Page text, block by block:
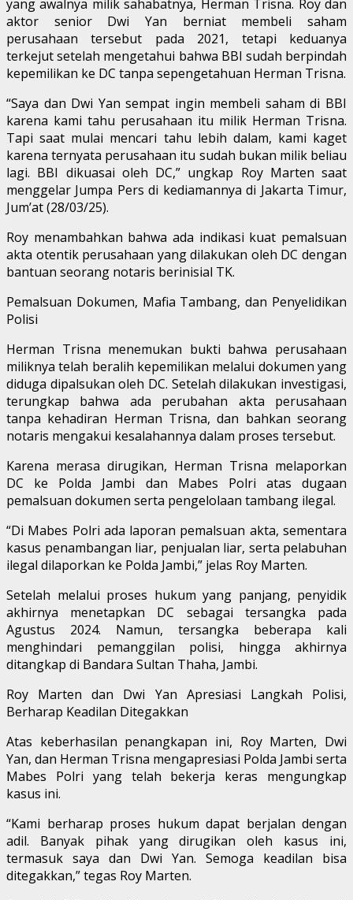
yang awalnya milik sahabatnya, Herman Trisna. Roy dan
aktor senior Dwi Yan berniat membeli saham
perusahaan tersebut pada 2021, tetapi keduanya
terkejut setelah mengetahui bahwa BBI sudah berpindah
kepemilikan ke DC tanpa sepengetahuan Herman Trisna.
“Saya dan Dwi Yan sempat ingin membeli saham di BBI
karena kami tahu perusahaan itu milik Herman Trisna.
Tapi saat mulai mencari tahu lebih dalam, kami kaget
karena ternyata perusahaan itu sudah bukan milik beliau
lagi. BBI dikuasai oleh DC,” ungkap Roy Marten saat
menggelar Jumpa Pers di kediamannya di Jakarta Timur,
Jum’at (28/03/25).
Roy menambahkan bahwa ada indikasi kuat pemalsuan
akta otentik perusahaan yang dilakukan oleh DC dengan
bantuan seorang notaris berinisial TK.
Pemalsuan Dokumen, Mafia Tambang, dan Penyelidikan
Polisi
Herman Trisna menemukan bukti bahwa perusahaan
miliknya telah beralih kepemilikan melalui dokumen yang
diduga dipalsukan oleh DC. Setelah dilakukan investigasi,
terungkap bahwa ada perubahan akta perusahaan
tanpa kehadiran Herman Trisna, dan bahkan seorang
notaris mengakui kesalahannya dalam proses tersebut.
Karena merasa dirugikan, Herman Trisna melaporkan
DC ke Polda Jambi dan Mabes Polri atas dugaan
pemalsuan dokumen serta pengelolaan tambang ilegal.
“Di Mabes Polri ada laporan pemalsuan akta, sementara
kasus penambangan liar, penjualan liar, serta pelabuhan
ilegal dilaporkan ke Polda Jambi,” jelas Roy Marten.
Setelah melalui proses hukum yang panjang, penyidik
akhirnya menetapkan DC sebagai tersangka pada
Agustus 2024. Namun, tersangka beberapa kali
menghindari pemanggilan polisi, hingga akhirnya
ditangkap di Bandara Sultan Thaha, Jambi.
Roy Marten dan Dwi Yan Apresiasi Langkah Polisi,
Berharap Keadilan Ditegakkan
Atas keberhasilan penangkapan ini, Roy Marten, Dwi
Yan, dan Herman Trisna mengapresiasi Polda Jambi serta
Mabes Polri yang telah bekerja keras mengungkap
kasus ini.
“Kami berharap proses hukum dapat berjalan dengan
adil. Banyak pihak yang dirugikan oleh kasus ini,
termasuk saya dan Dwi Yan. Semoga keadilan bisa
ditegakkan,” tegas Roy Marten.